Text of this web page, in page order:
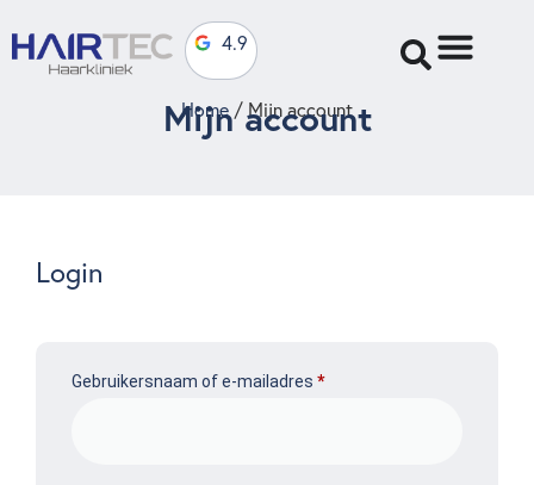
4.9
Home/ Mijn account
Mijn account
Login
Gebruikersnaam of e-mailadres *